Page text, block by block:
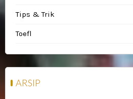
Tips & Trik
Toefl
ARSIP